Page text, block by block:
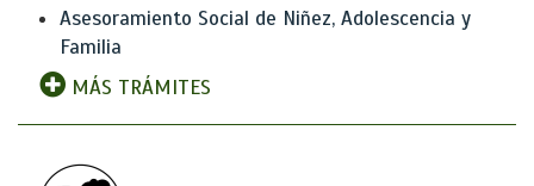
Asesoramiento Social de Niñez, Adolescencia y
Familia
MÁS TRÁMITES